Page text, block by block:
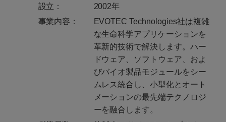
設立：
2002年
事業内容：
EVOTEC Technologies社は複雑
な生命科学アプリケーションを
革新的技術で解決します。ハー
ドウェア、ソフトウェア、およ
びバイオ製品モジュールをシー
ムレス統合し、小型化とオート
メーションの最先端テクノロジ
ーを融合します。